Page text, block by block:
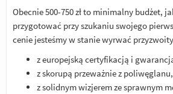
Obecnie 500-750 zł to minimalny budżet,
przygotować przy szukaniu swojego
cenie jesteśmy w stanie wyrwać
z europejską certyfikacją i
z skorupą przeważnie z poliwęglanu,
z solidnym wizjerem ze sprawnym